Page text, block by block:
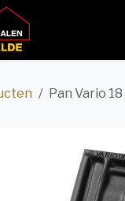
Pan Vario